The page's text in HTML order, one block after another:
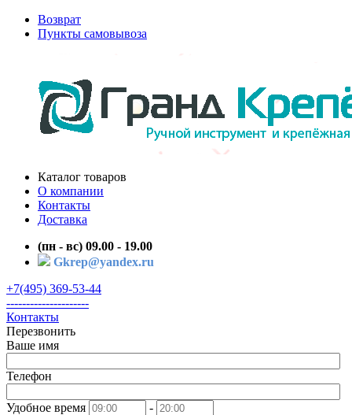
Возврат
Пункты самовывоза
Каталог товаров
О компании
Контакты
Доставка
(пн - вс) 09.00 - 19.00
Gkrep@yandex.ru
+7(495) 369-53-44
---------------------
Контакты
Перезвонить
Ваше имя
Телефон
Удобное время -